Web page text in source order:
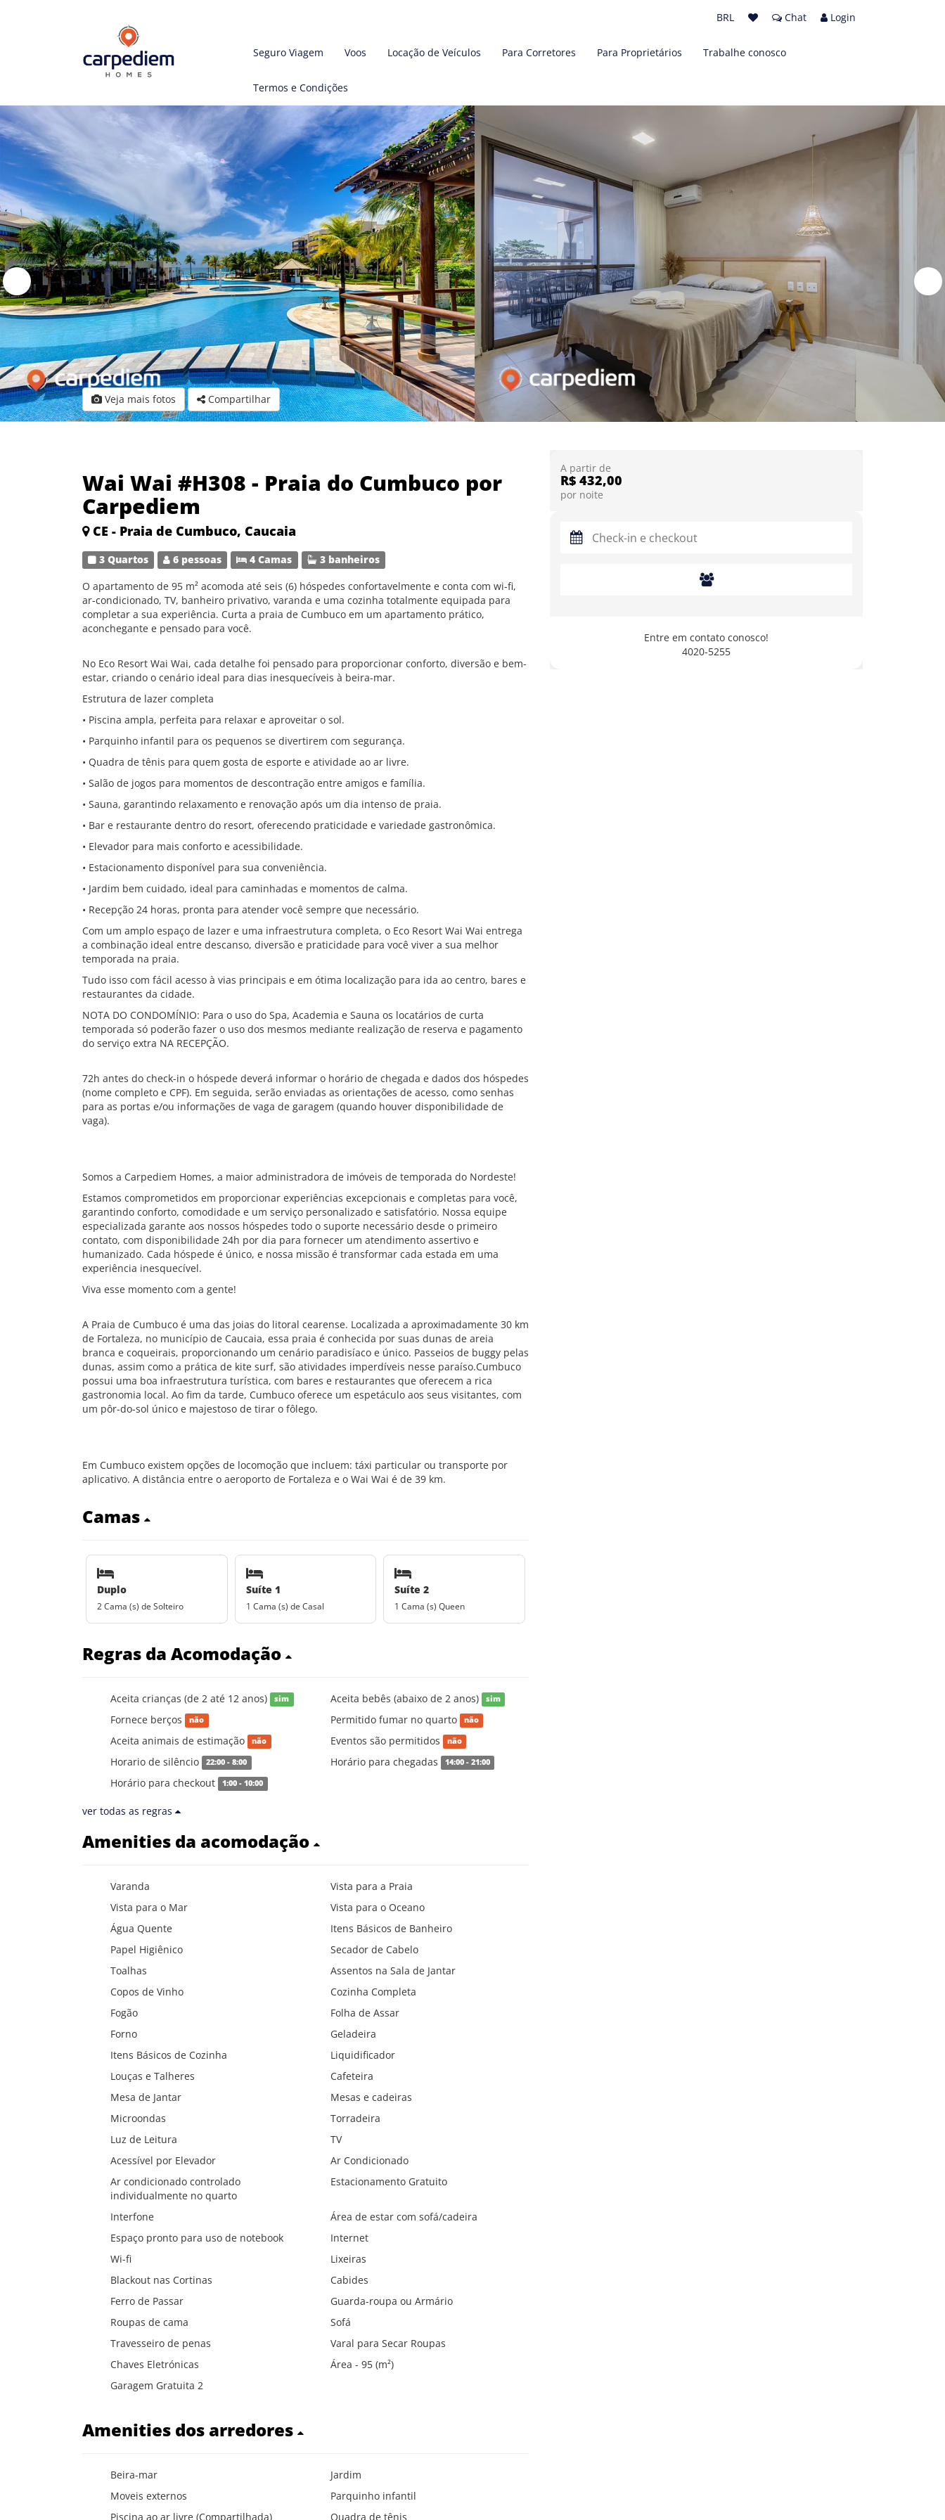
BRL Chat Login
Seguro Viagem Voos Locação de Veículos Para Corretores Para Proprietários Trabalhe conosco
Termos e Condições
Veja mais fotos Compartilhar
Wai Wai #H308 - Praia do Cumbuco por
Carpediem
CE - Praia de Cumbuco, Caucaia
3 Quartos 6 pessoas 4 Camas 3 banheiros
O apartamento de 95 m² acomoda até seis (6) hóspedes confortavelmente e conta com wi-fi,
ar-condicionado, TV, banheiro privativo, varanda e uma cozinha totalmente equipada para
completar a sua experiência. Curta a praia de Cumbuco em um apartamento prático,
aconchegante e pensado para você.
No Eco Resort Wai Wai, cada detalhe foi pensado para proporcionar conforto, diversão e bem-
estar, criando o cenário ideal para dias inesquecíveis à beira-mar.
Estrutura de lazer completa
• Piscina ampla, perfeita para relaxar e aproveitar o sol.
• Parquinho infantil para os pequenos se divertirem com segurança.
• Quadra de tênis para quem gosta de esporte e atividade ao ar livre.
• Salão de jogos para momentos de descontração entre amigos e família.
• Sauna, garantindo relaxamento e renovação após um dia intenso de praia.
• Bar e restaurante dentro do resort, oferecendo praticidade e variedade gastronômica.
• Elevador para mais conforto e acessibilidade.
• Estacionamento disponível para sua conveniência.
• Jardim bem cuidado, ideal para caminhadas e momentos de calma.
• Recepção 24 horas, pronta para atender você sempre que necessário.
Com um amplo espaço de lazer e uma infraestrutura completa, o Eco Resort Wai Wai entrega
a combinação ideal entre descanso, diversão e praticidade para você viver a sua melhor
temporada na praia.
Tudo isso com fácil acesso à vias principais e em ótima localização para ida ao centro, bares e
restaurantes da cidade.
NOTA DO CONDOMÍNIO: Para o uso do Spa, Academia e Sauna os locatários de curta
temporada só poderão fazer o uso dos mesmos mediante realização de reserva e pagamento
do serviço extra NA RECEPÇÃO.
72h antes do check-in o hóspede deverá informar o horário de chegada e dados dos hóspedes
(nome completo e CPF). Em seguida, serão enviadas as orientações de acesso, como senhas
para as portas e/ou informações de vaga de garagem (quando houver disponibilidade de
vaga).
Somos a Carpediem Homes, a maior administradora de imóveis de temporada do Nordeste!
Estamos comprometidos em proporcionar experiências excepcionais e completas para você,
garantindo conforto, comodidade e um serviço personalizado e satisfatório. Nossa equipe
especializada garante aos nossos hóspedes todo o suporte necessário desde o primeiro
contato, com disponibilidade 24h por dia para fornecer um atendimento assertivo e
humanizado. Cada hóspede é único, e nossa missão é transformar cada estada em uma
experiência inesquecível.
Viva esse momento com a gente!
A Praia de Cumbuco é uma das joias do litoral cearense. Localizada a aproximadamente 30 km
de Fortaleza, no município de Caucaia, essa praia é conhecida por suas dunas de areia
branca e coqueirais, proporcionando um cenário paradisíaco e único. Passeios de buggy pelas
dunas, assim como a prática de kite surf, são atividades imperdíveis nesse paraíso.Cumbuco
possui uma boa infraestrutura turística, com bares e restaurantes que oferecem a rica
gastronomia local. Ao fim da tarde, Cumbuco oferece um espetáculo aos seus visitantes, com
um pôr-do-sol único e majestoso de tirar o fôlego.
Em Cumbuco existem opções de locomoção que incluem: táxi particular ou transporte por
aplicativo. A distância entre o aeroporto de Fortaleza e o Wai Wai é de 39 km.
Camas
Duplo
2 Cama (s) de Solteiro
Suíte 1
1 Cama (s) de Casal
Suíte 2
1 Cama (s) Queen
Regras da Acomodação
Aceita crianças (de 2 até 12 anos) sim Aceita bebês (abaixo de 2 anos) sim
Fornece berços não Permitido fumar no quarto não
Aceita animais de estimação não Eventos são permitidos não
Horario de silêncio 22:00 - 8:00 Horário para chegadas 14:00 - 21:00
Horário para checkout 1:00 - 10:00
ver todas as regras
Amenities da acomodação
Varanda
Vista para a Praia
Vista para o Mar
Vista para o Oceano
Água Quente
Itens Básicos de Banheiro
Papel Higiênico
Secador de Cabelo
Toalhas
Assentos na Sala de Jantar
Copos de Vinho
Cozinha Completa
Fogão
Folha de Assar
Forno
Geladeira
Itens Básicos de Cozinha
Liquidificador
Louças e Talheres
Cafeteira
Mesa de Jantar
Mesas e cadeiras
Microondas
Torradeira
Luz de Leitura
TV
Acessível por Elevador
Ar Condicionado
Ar condicionado controlado
individualmente no quarto
Estacionamento Gratuito
Interfone
Área de estar com sofá/cadeira
Espaço pronto para uso de notebook
Internet
Wi-fi
Lixeiras
Blackout nas Cortinas
Cabides
Ferro de Passar
Guarda-roupa ou Armário
Roupas de cama
Sofá
Travesseiro de penas
Varal para Secar Roupas
Chaves Eletrónicas
Área - 95 (m²)
Garagem Gratuita 2
Amenities dos arredores
Beira-mar
Jardim
Moveis externos
Parquinho infantil
Piscina ao ar livre (Compartilhada)
Quadra de tênis
A partir de
R$ 432,00
por noite
Entre em contato conosco!
4020-5255